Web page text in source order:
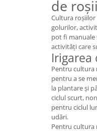
de roșii
Cultura roșiilor
golurilor,
pot fi manuale
activități care
Pentru cultura
pentru a se
la plantare și
ciclul scurt,
pentru ciclul
udări.
Pentru cultura